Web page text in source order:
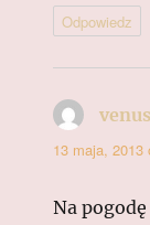
Odpowiedz
13 maja, 2013
Na